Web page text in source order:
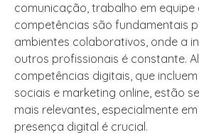
comunicação, trabalho em equipe
competências são fundamentais
ambientes colaborativos, onde a
outros profissionais é constante.
competências digitais, que
sociais e marketing online, estão
mais relevantes, especialmente
presença digital é crucial.